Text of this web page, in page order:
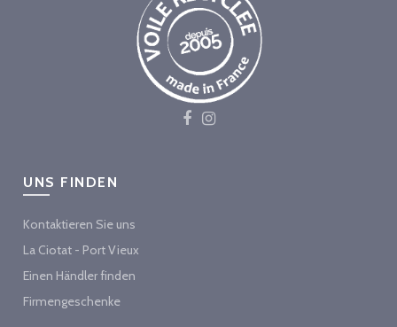
UNS FINDEN
Kontaktieren Sie uns
La Ciotat - Port Vieux
Einen Händler finden
Firmengeschenke